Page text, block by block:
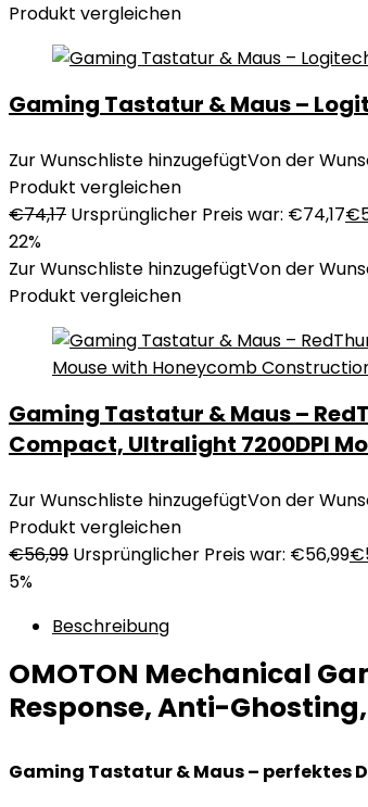
Produkt vergleichen
Gaming Tastatur & Maus –
Zur Wunschliste hinzugefügtVon der
Produkt vergleichen
€74,17 Ursprünglicher Preis war: €74,17€
22%
Zur Wunschliste hinzugefügtVon der
Produkt vergleichen
Gaming Tastatur & Maus –
Compact, Ultralight 7200DPI
Zur Wunschliste hinzugefügtVon der
Produkt vergleichen
€56,99 Ursprünglicher Preis war: €56,99€
5%
Beschreibung
OMOTON Mechanical
Response, Anti-
Gaming Tastatur & Maus – perfektes